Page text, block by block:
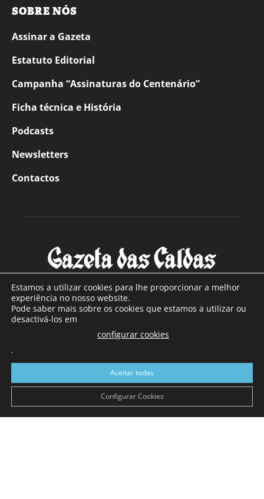
SOBRE NÓS
Assinar a Gazeta
Estatuto Editorial
Campanha “Assinaturas do Centenário”
Ficha técnica e História
Podcasts
Newsletters
Contactos
SOBRE NÓS
Com sede nas Caldas da Rainha e mais de 90 anos de
a sul de distrito de Leiria, com mais de 40.000 leitores por
toda a região Oeste. Jornal com distribuição em Portugal
Continental e assinatura online.
Estamos a utilizar cookies para lhe proporcionar a melhor
experiência no nosso website.
Pode saber mais sobre os cookies que estamos a utilizar ou
desactivá-los em
configurar cookies
.
Aceitar todas
Configurar Cookies